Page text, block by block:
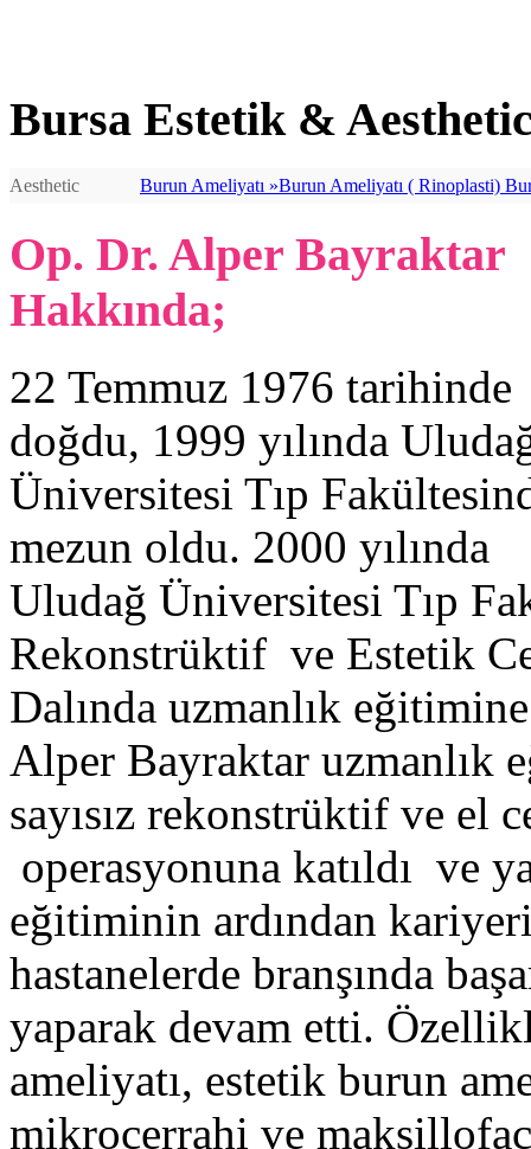
Bursa Estetik &
Aesthetic Burun Ameliyatı »Burun Ameliyatı ( Rinoplasti) Burun Ameliyatı (http://bursaburun.com) - Rinoplasti (index.php/estetik-cerrahi/yuz-estetigi-bursa-estetik/burun-estetigi.html) - - Burun Estetiği (http://bursaburun.com/burun-estetik/burun-estetigi.html) Estetik Burun (undefined/) cerrahisi veya rhinoplasti (index.php/estetik-cerrahi/yuz-estetigi-bursa-estetik/burun-estetigi.html), burnun görünümünü iyileştirmek için yeniden en iyi şekli vermek demektir. Rekonstrüktif rhinoplasti (http://bursaburun.com); konjenital anomalileri ve travma nedenli şekil bozukluklarını düzeltmek için uygulanır. Ayıca, burun içi deformitelere (http://www.bursaburun.com) bağlı tıkanıklıkları (http://bursaburun.com/burun-estetigi-hangi-sorunlar-icin-uygulanir-.html) hafifletmek için uygulanan ameliyat olan septoplasti ile birliktede yapılabilir.En iyi Burun Estetiği (http://www.alperbayraktar.com.tr), En İyi Burun Estetikçi (http://www.alperbayraktar.com.tr)Op.Dr.Alper Bayraktar (http://www.alperbayraktar.com.tr) Burun yüz bölgesinin estetiğini belirleyen en önemli unsurdur. Estetik cerrahi alanı içindeki en önemli ameliyat grubunu oluşturan burun estetiği, tıp dilinde rinoplasti olarak adlandırılır. Burun estetiği ameliyatı buruna yeni şekil vermek için uygulanır. Burun ucu kaldırılıp indirilebilir, burun ucu inceltilip sivriltilebilir, veya tam tersi kalınlaştırılabilir, burunda sağa sola eğrilikler varsa düzeltilebilir, burun sırtı çökükse dolgunlaştırılabilir, kambursa fazlalıkları alınabilir, burun delikleri büyükse küçültülebilir, asimetri varsa düzeltilebilir. Burnun şekli ile ilgili problemlerin yanı sıra septum deviasyonu adı verilen iç kıkırdak ve kemik eğrilikleri, buna bağlı nefes alma zorluğu varsa burun estetiği ameliyatı ile birlikte septum deviasyonu ameliyatı da yapılarak nefes almada rahatlama sağlanır. İdeal burun estetiği, buruna yüz ile uyumlu doğal bir şekil vermekle birlikte nefes almayı da rahatlatmalıdır. Burun Ameliyat öncesi göz önünde bulundurulması gerekenler Burun estetiği (http://bursaburun.com/) (Rhinoplasti) düşünülüyorsa, atılması gereken ilk adım estetik cerrah ile görüşmektir. Cerrahi sonrası görünüş ve hisleriniz hakkındaki beklentilerinizi samimi olarak cerrahınızla görüşmelisiniz. Herhangi bir estetik ameliyat olmadan önce duygusal olarak dengeli durumda olmanız en önemli faktörlerden biridir. Rhinoplasti (index.php/estetik-cerrahi/yuz-estetigi-bursa-estetik/burun-estetigi.html) yani burun estetiği burnunuzun şeklini değiştirecek; hayatınızın değil. Estetik cerrahi görünümünüzü iyileştirip sizin kendinize olan güveninizi tazeleyecektir. Cerrahınız sizi muayene ettikten sonra, uygulamadaki kararları etkileyecek diğer değişiklikleri sizinle görüşecektir. Pek çok örnekte rhinoplasti (index.php/estetik-cerrahi/yuz-estetigi-bursa-estetik/burun-estetigi.html) için tavsiye edilen en erken yaş, burnun gelişiminin yüzde doksanını tamamladığı genç yaşlardır. Daha yaşlı bireylerin durumu, yaşa göre farklılıklar göstermektedir. İlk görüşme sırasında cerrah uygulayacağı cerrahi tekniği, anesteziyi, ameliyatın nerede yapılacağı ve gerçekci olarak ameliyattan ne beklenmesi gerektiğini içeren özel detayları size açıklayacaktır. Rhinoplastiye
Op. Dr. Alper Bayraktar
Hakkında;
22 Temmuz 1976 tarihinde
doğdu, 1999 yılında
Üniversitesi Tıp
mezun oldu. 2000 yılında
Uludağ Üniversitesi Tıp
Rekonstrüktif ve Estetik
Dalında uzmanlık
Alper Bayraktar uzmanlık
sayısız rekonstrüktif ve el
operasyonuna katıldı ve
eğitiminin ardından
hastanelerde branşında
yaparak devam etti.
ameliyatı, estetik burun
mikrocerrahi ve